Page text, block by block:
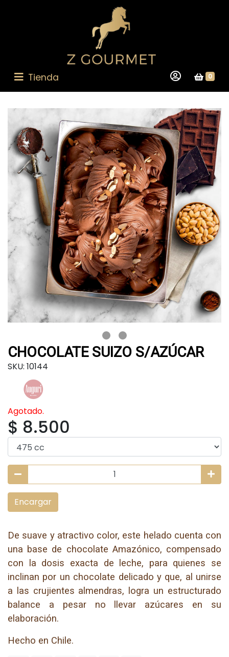
Tienda 0
CHOCOLATE SUIZO S/AZÚCAR
SKU: 10144
Agotado.
$ 8.500
Encargar
De suave y atractivo color, este helado cuenta con
una base de chocolate Amazónico, compensado
con la dosis exacta de leche, para quienes se
inclinan por un chocolate delicado y que, al unirse
a las crujientes almendras, logra un estructurado
balance a pesar no llevar azúcares en su
elaboración.
Hecho en Chile.